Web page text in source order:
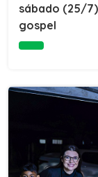
sábado (25/
gospel